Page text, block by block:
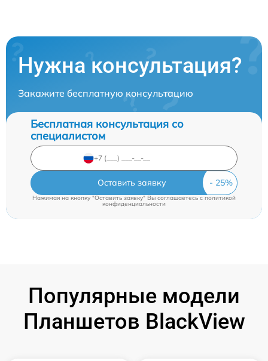
Нужна консультация?
Закажите бесплатную консультацию
Бесплатная консультация со
специалистом
Оставить заявку
Нажимая на кнопку "Оставить заявку" Вы соглашаетесь cполитикой
конфиденциальности
Популярные модели
Планшетов BlackView